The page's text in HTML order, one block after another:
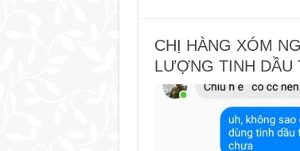
CHỊ HÀNG XÓM
LƯỢNG TINH DẦU